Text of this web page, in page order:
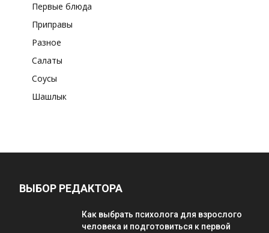
Первые блюда
Приправы
Разное
Салаты
Соусы
Шашлык
ВЫБОР РЕДАКТОРА
Как выбрать психолога для взрослого
человека и подготовиться к первой